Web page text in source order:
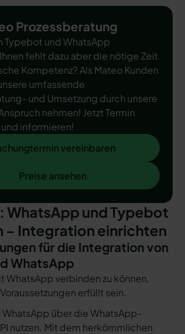
Prozessberatung
Typebot und WhatsApp
fehlt dazu aber die nötige Zeit
Kompetenz? Als Mateo Kunden
umfassende
und Umsetzung durch unsere
nehmen! Jetzt Termin
informieren!
vereinbarenvereinbaren
Preise ansehen
WhatsApp und Typebot
– Integration einrichten
für die Integration von
WhatsApp
WhatsApp verbinden zu können,
erfüllt sein.
WhatsApp über die WhatsApp-
nutzen. Mit dem herkömmlichen